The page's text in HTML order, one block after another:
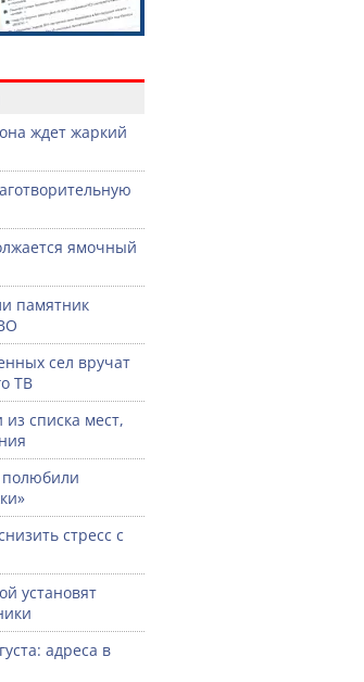
ждет жаркий
ямочный
памятник
сел вручат
ТВ
списка мест,
полюбили
стресс с
установят
адреса в